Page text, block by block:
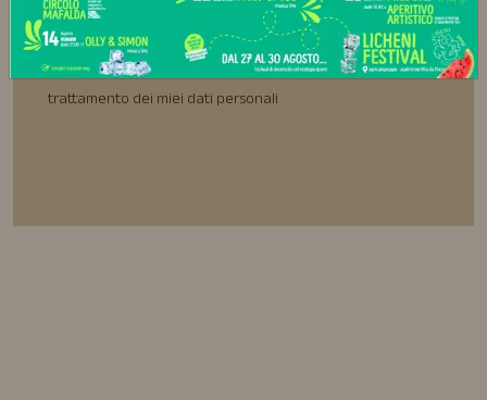
Ho preso visione della Privacy Policy e acconsento al
trattamento dei miei dati personali